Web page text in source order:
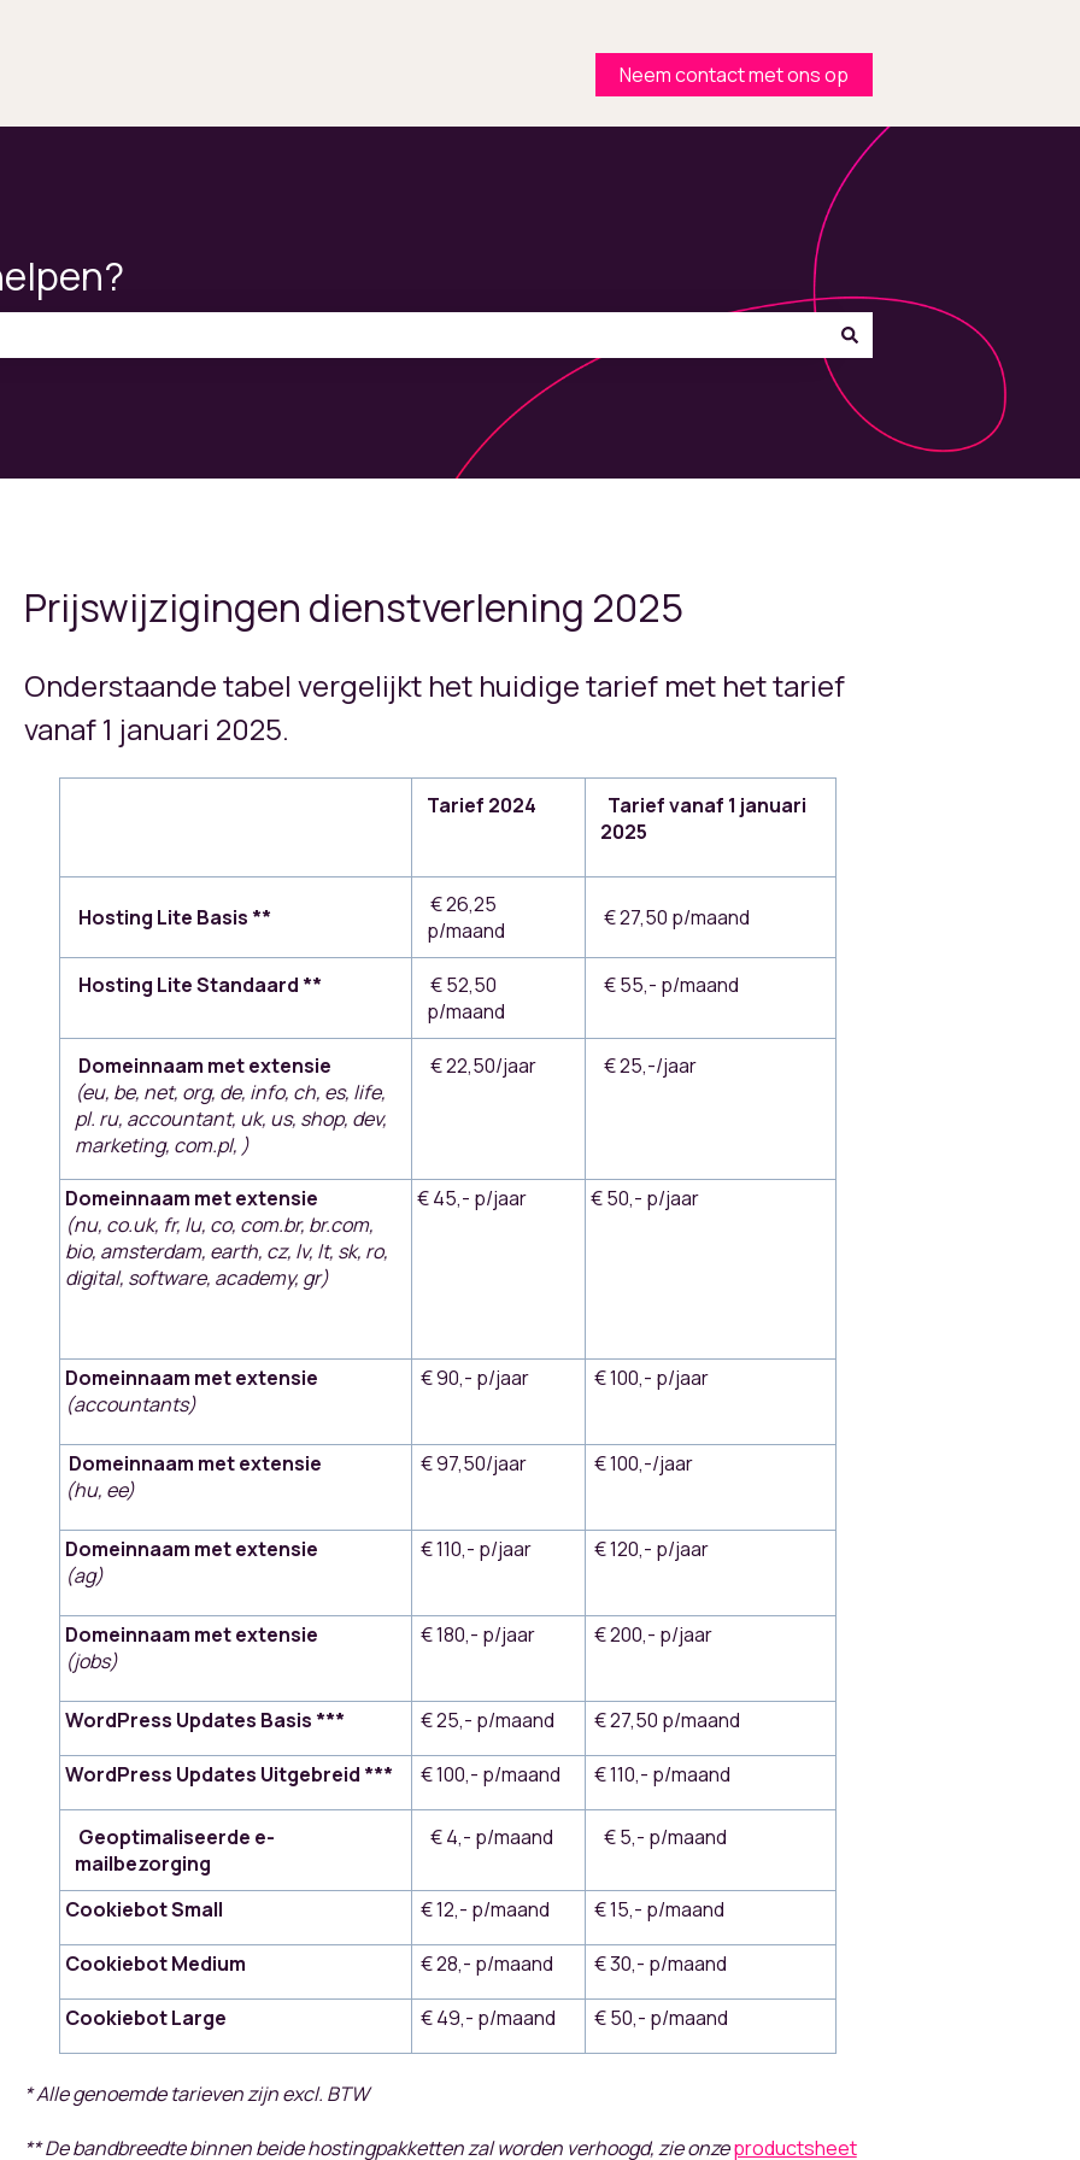
Neem contact met ons op
Prijswijzigingen dienstverlening 2025
Onderstaande tabel vergelijkt het huidige tarief met het tarief
vanaf 1 januari 2025.
Tarief 2024
Tarief vanaf 1 januari
2025
Hosting Lite Basis **
€ 26,25
p/maand
€ 27,50 p/maand
Hosting LiteStandaard **
€ 52,50
p/maand
€ 55,- p/maand
Domeinnaam met extensie
(eu, be, net, org, de, info, ch, es, life,
pl. ru, accountant, uk, us, shop, dev,
marketing, com.pl, )
€ 22,50/jaar € 25,-/jaar
Domeinnaam met extensie
(nu, co.uk, fr, lu, co, com.br, br.com,
bio, amsterdam, earth, cz, lv, lt, sk, ro,
digital, software, academy, gr)
€ 45,- p/jaar € 50,- p/jaar
Domeinnaam met extensie
(accountants)
€ 90,- p/jaar € 100,- p/jaar
Domeinnaam met extensie
(hu, ee)
€ 97,50/jaar € 100,-/jaar
Domeinnaam met extensie
(ag)
€ 110,- p/jaar € 120,- p/jaar
Domeinnaam met extensie
(jobs)
€ 180,- p/jaar € 200,- p/jaar
WordPress Updates Basis *** € 25,- p/maand € 27,50 p/maand
WordPress Updates Uitgebreid *** € 100,- p/maand € 110,- p/maand
Geoptimaliseerde e-
mailbezorging
€ 4,- p/maand € 5,- p/maand
Cookiebot Small € 12,- p/maand € 15,- p/maand
Cookiebot Medium € 28,- p/maand € 30,- p/maand
Cookiebot Large € 49,- p/maand € 50,- p/maand
* Alle genoemde tarieven zijn excl. BTW
** De bandbreedte binnen beide hostingpakketten zal worden verhoogd, zie onzeproductsheet